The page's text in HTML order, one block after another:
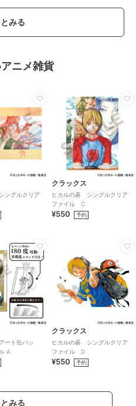
みる
ニメ雑貨
ングルクリア
クラックス
ヒカルの碁 シングルクリア
ファイル C
¥550 予約
ート缶バッ
A
クラックス
ヒカルの碁 シングルクリア
ファイル D
¥550 予約
みる